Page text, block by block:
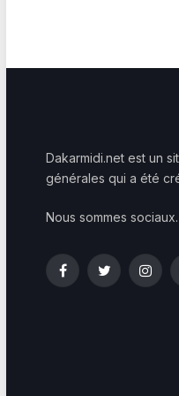
Dakarmidi.net est un
générales qui a été
Nous sommes
FacebookTwitter